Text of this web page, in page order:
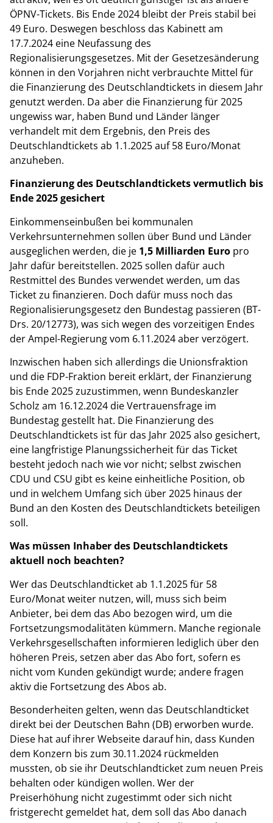
ÖPNV-Tickets. Bis Ende 2024 bleibt der Preis stabil bei
49 Euro. Deswegen beschloss das Kabinett am
17.7.2024 eine Neufassung des
Regionalisierungsgesetzes. Mit der Gesetzesänderung
können in den Vorjahren nicht verbrauchte Mittel für
die Finanzierung des Deutschlandtickets in diesem Jahr
genutzt werden. Da aber die Finanzierung für 2025
ungewiss war, haben Bund und Länder länger
verhandelt mit dem Ergebnis, den Preis des
Deutschlandtickets ab 1.1.2025 auf 58 Euro/Monat
anzuheben.
Finanzierung des Deutschlandtickets vermutlich bis
Ende 2025 gesichert
Einkommenseinbußen bei kommunalen
Verkehrsunternehmen sollen über Bund und Länder
ausgeglichen werden, die je 1,5 Milliarden Euro pro
Jahr dafür bereitstellen. 2025 sollen dafür auch
Restmittel des Bundes verwendet werden, um das
Ticket zu finanzieren. Doch dafür muss noch das
Regionalisierungsgesetz den Bundestag passieren (BT-
Drs. 20/12773), was sich wegen des vorzeitigen Endes
der Ampel-Regierung vom 6.11.2024 aber verzögert.
Inzwischen haben sich allerdings die Unionsfraktion
und die FDP-Fraktion bereit erklärt, der Finanzierung
bis Ende 2025 zuzustimmen, wenn Bundeskanzler
Scholz am 16.12.2024 die Vertrauensfrage im
Bundestag gestellt hat. Die Finanzierung des
Deutschlandtickets ist für das Jahr 2025 also gesichert,
eine langfristige Planungssicherheit für das Ticket
besteht jedoch nach wie vor nicht; selbst zwischen
CDU und CSU gibt es keine einheitliche Position, ob
und in welchem Umfang sich über 2025 hinaus der
Bund an den Kosten des Deutschlandtickets beteiligen
soll.
Was müssen Inhaber des Deutschlandtickets
aktuell noch beachten?
Wer das Deutschlandticket ab 1.1.2025 für 58
Euro/Monat weiter nutzen, will, muss sich beim
Anbieter, bei dem das Abo bezogen wird, um die
Fortsetzungsmodalitäten kümmern. Manche regionale
Verkehrsgesellschaften informieren lediglich über den
höheren Preis, setzen aber das Abo fort, sofern es
nicht vom Kunden gekündigt wurde; andere fragen
aktiv die Fortsetzung des Abos ab.
Besonderheiten gelten, wenn das Deutschlandticket
direkt bei der Deutschen Bahn (DB) erworben wurde.
Diese hat auf ihrer Webseite darauf hin, dass Kunden
dem Konzern bis zum 30.11.2024 rückmelden
mussten, ob sie ihr Deutschlandticket zum neuen Preis
behalten oder kündigen wollen. Wer der
Preiserhöhung nicht zugestimmt oder sich nicht
fristgerecht gemeldet hat, dem soll das Abo danach